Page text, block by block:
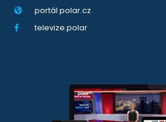
portál polar.cz
televize.polar